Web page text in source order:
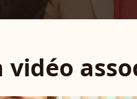
vidéo